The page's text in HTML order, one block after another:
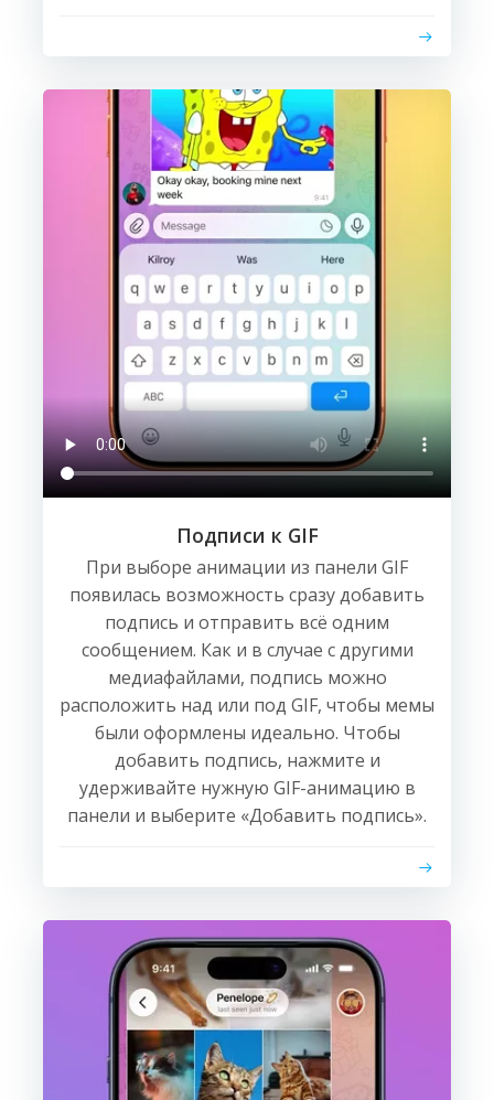
Подписи к GIF
При выборе анимации из панели GIF
появилась возможность сразу добавить
подпись и отправить всё одним
сообщением. Как и в случае с другими
медиафайлами, подпись можно
расположить над или под GIF, чтобы мемы
были оформлены идеально. Чтобы
добавить подпись, нажмите и
удерживайте нужную GIF-анимацию в
панели и выберите «Добавить подпись».